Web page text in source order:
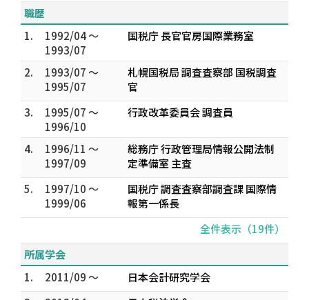
職歴
1.
1992/04 ～
1993/07
国税庁 長官官房国際業務室
2.
1993/07 ～
1995/07
札幌国税局 調査査察部 国税調査
官
3.
1995/07 ～
1996/10
行政改革委員会 調査員
4.
1996/11 ～
1997/09
総務庁 行政管理局情報公開法制
定準備室 主査
5.
1997/10 ～
1999/06
国税庁 調査査察部調査課 国際情
報第一係長
全件表示（19件）
所属学会
1.
2011/09 ～
日本会計研究学会